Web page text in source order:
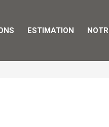
ESTIMATION